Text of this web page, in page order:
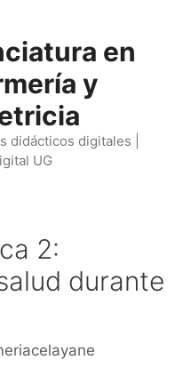
en
y
didácticos digitales |
UG
2:
durante